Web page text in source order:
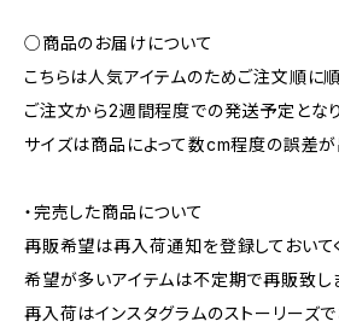
○商品のお届けについて
こちらは人気アイテムのためご注文順に
ご注文から2週間程度での発送予定となり
サイズは商品によって数cm程度の誤差が
・完売した商品について
再販希望は再入荷通知を登録しておいて
希望が多いアイテムは不定期で再販致し
再入荷はインスタグラムのストーリーズで